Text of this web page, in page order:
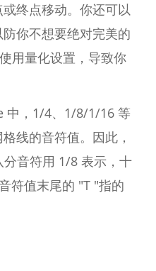
终点移动。你还可以
你不想要绝对完美的
用量化设置，导致你
中，1/4、1/8/1/16 等
线的音符值。因此，
音符用 1/8 表示，十
符值末尾的 "T "指的